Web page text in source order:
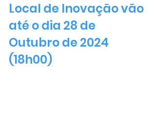
Local de Inovaçãovão
até o dia 28 de
Outubro de 2024
(18h00)